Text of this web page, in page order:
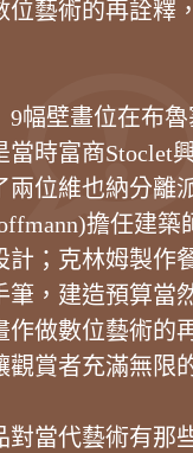
位藝術的再詮釋
9幅壁畫位在布
當時富商Stoclet
兩位維也納分離
擔任建築
計；克林姆製作
筆，建造預算當
作做數位藝術的
觀賞者充滿無限
對當代藝術有那